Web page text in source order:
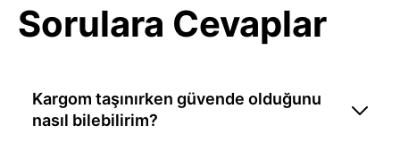
Sorulara Cevaplar
Kargom taşınırken güvende olduğunu
nasıl bilebilirim?